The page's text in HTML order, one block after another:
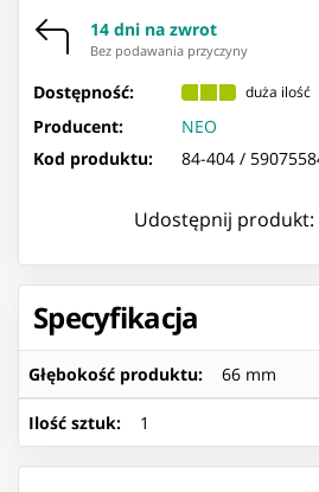
14 dni na zwrot
Bez podawania przyczyny
Dostępność: duża ilość
Producent:
NEO
Kod produktu:
84-404 /
Udostępnij produkt:
Specyfikacja
Głębokość produktu: 66 mm
Ilość sztuk: 1